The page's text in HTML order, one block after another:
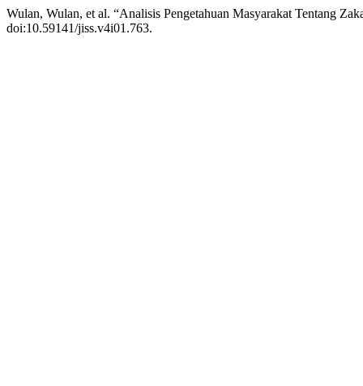
Wulan, Wulan, et al. “Analisis Pengetahuan Masyarakat Tentang
doi:10.59141/jiss.v4i01.763.